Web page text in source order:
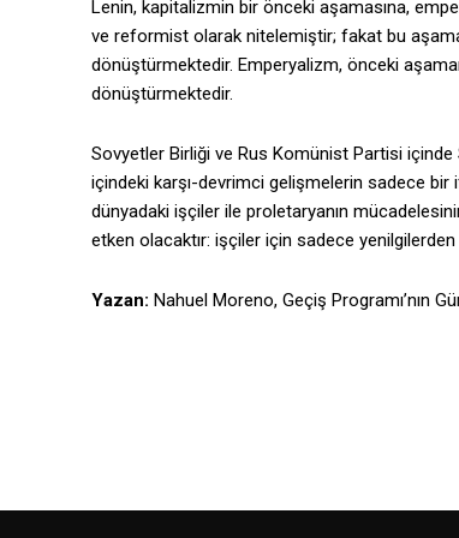
Lenin, kapitalizmin bir önceki aşamasına,
ve reformist olarak nitelemiştir; fakat bu aşama
dönüştürmektedir. Emperyalizm, önceki
dönüştürmektedir.
Sovyetler Birliği ve Rus Komünist Partisi
içindeki karşı-devrimci gelişmelerin sadece
dünyadaki işçiler ile proletaryanın
etken olacaktır: işçiler için sadece
Yazan: Nahuel Moreno, Geçiş Programı’nın